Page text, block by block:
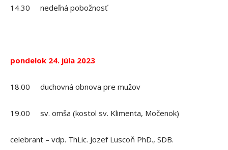
14.30 nedeľná pobožnosť
pondelok 24. júla 2023
18.00 duchovná obnova pre mužov
19.00 sv. omša (kostol sv. Klimenta, Močenok)
celebrant – vdp. ThLic. Jozef Luscoň PhD., SDB.